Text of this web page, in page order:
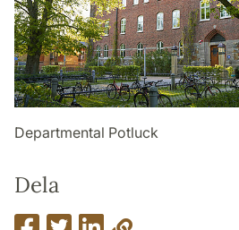
Departmental Potluck
Dela